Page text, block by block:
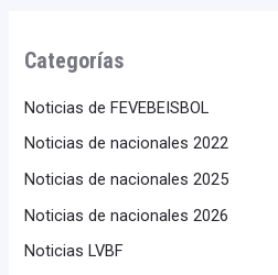
Categorías
Noticias de FEVEBEISBOL
Noticias de nacionales 2022
Noticias de nacionales 2025
Noticias de nacionales 2026
Noticias LVBF